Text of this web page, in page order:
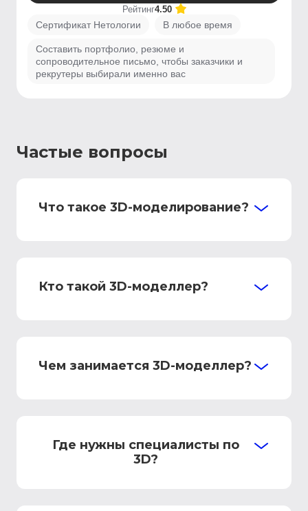
Рейтинг4.50
Сертификат Нетологии В любое время
Составить портфолио, резюме и
сопроводительное письмо, чтобы заказчики и
рекрутеры выбирали именно вас
Частые вопросы
Что такое 3D-моделирование?
Кто такой 3D-моделлер?
Чем занимается 3D-моделлер?
Где нужны специалисты по
3D?